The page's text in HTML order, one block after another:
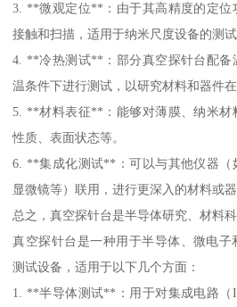
3. **微观定位**：由于其高精度的定位
接触和扫描，适用于纳米尺度设备的测试
4. **冷热测试**：部分真空探针台配备
温条件下进行测试，以研究材料和器件
5. **材料表征**：能够对薄膜、纳米材
性质、表面状态等。
6. **集成化测试**：可以与其他仪器（
显微镜等）联用，进行更深入的材料或器
总之，真空探针台是半导体研究、材料
真空探针台是一种用于半导体、微电
测试设备，适用于以下几个方面：
1. **半导体测试**：用于对集成电路（